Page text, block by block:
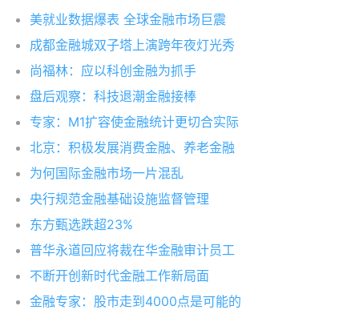
美就业数据爆表 全球金融市场巨震
成都金融城双子塔上演跨年夜灯光秀
尚福林：应以科创金融为抓手
盘后观察：科技退潮金融接棒
专家：M1扩容使金融统计更切合实际
北京：积极发展消费金融、养老金融
为何国际金融市场一片混乱
央行规范金融基础设施监督管理
东方甄选跌超23%
普华永道回应将裁在华金融审计员工
不断开创新时代金融工作新局面
金融专家：股市走到4000点是可能的